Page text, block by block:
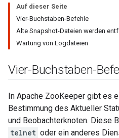
Auf dieser Seite
Vier-Buchstaben-Befehle
Alte Snapshot-Dateien werden
Wartung von Logdateien
Vier-Buchstaben-
In Apache ZooKeeper gibt es
Bestimmung des Aktueller
und Beobachterknoten. Diese
telnet oder ein anderes